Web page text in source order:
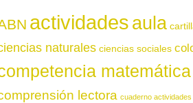
actividadesaula
naturales ciencias sociales
matemática
lectora cuaderno actividades